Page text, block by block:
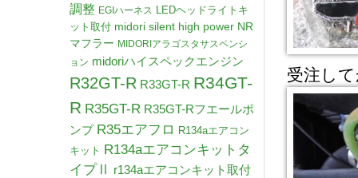
受注し
調整 EGIハーネス LEDヘッドライトキ
ット取付 midori silent high power NR
マフラー MIDORIアラゴスタサスペンシ
ョン midoriハイスペックエンジン
R32GT-R R33GT-R R34GT-
R R35GT-R R35GT-Rフエールポ
ンプ R35エアフロ R134aエアコン
キット R134aエアコンキットタ
イプⅡ
r134aエアコンキット取付